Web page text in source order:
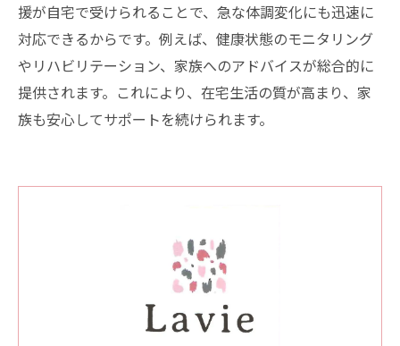
援が自宅で受けられることで、急な体調変化にも迅速に
対応できるからです。例えば、健康状態のモニタリング
やリハビリテーション、家族へのアドバイスが総合的に
提供されます。これにより、在宅生活の質が高まり、家
族も安心してサポートを続けられます。